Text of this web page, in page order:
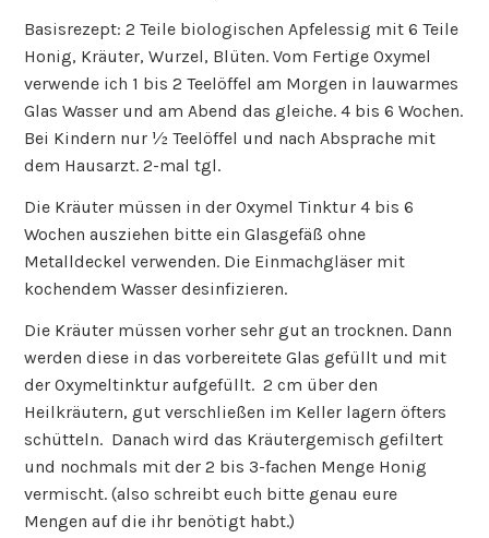
Basisrezept: 2 Teile biologischen Apfelessig mit 6 Teile
Honig, Kräuter, Wurzel, Blüten. Vom Fertige Oxymel
verwende ich 1 bis 2 Teelöffel am Morgen in lauwarmes
Glas Wasser und am Abend das gleiche. 4 bis 6 Wochen.
Bei Kindern nur ½ Teelöffel und nach Absprache mit
dem Hausarzt. 2-mal tgl.
Die Kräuter müssen in der Oxymel Tinktur 4 bis 6
Wochen ausziehen bitte ein Glasgefäß ohne
Metalldeckel verwenden. Die Einmachgläser mit
kochendem Wasser desinfizieren.
Die Kräuter müssen vorher sehr gut an trocknen. Dann
werden diese in das vorbereitete Glas gefüllt und mit
der Oxymeltinktur aufgefüllt. 2 cm über den
Heilkräutern, gut verschließen im Keller lagern öfters
schütteln. Danach wird das Kräutergemisch gefiltert
und nochmals mit der 2 bis 3-fachen Menge Honig
vermischt. (also schreibt euch bitte genau eure
Mengen auf die ihr benötigt habt.)